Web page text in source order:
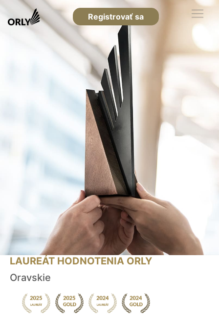
Registrovať sa
LAUREÁT HODNOTENIA ORLY
Oravskie